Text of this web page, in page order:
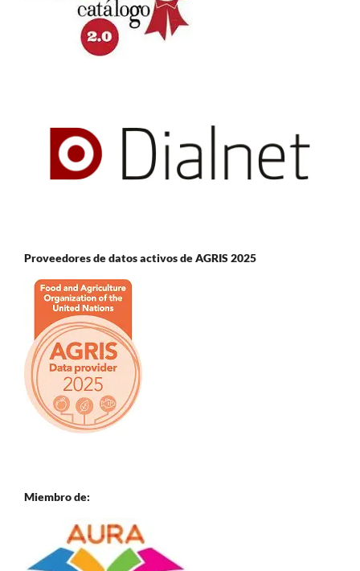
Proveedores de datos activos de AGRIS 2025
Miembro de: